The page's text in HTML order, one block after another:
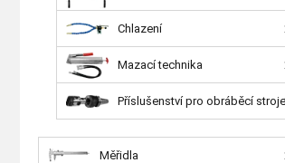
Chlazení
Mazací technika
Příslušenství pro obráběcí stroje
Měřidla